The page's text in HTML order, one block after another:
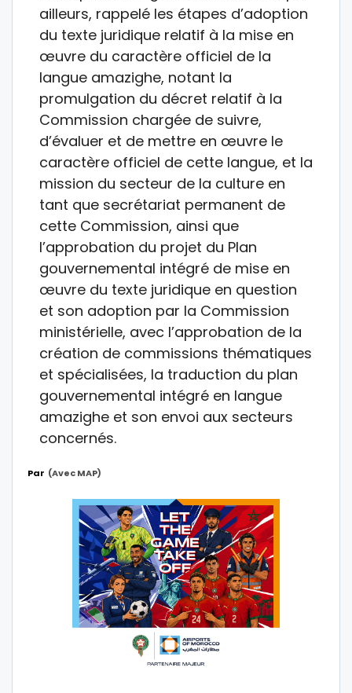
ailleurs, rappelé les étapes d’adoption
du texte juridique relatif à la mise en
œuvre du caractère officiel de la
langue amazighe, notant la
promulgation du décret relatif à la
Commission chargée de suivre,
d’évaluer et de mettre en œuvre le
caractère officiel de cette langue, et la
mission du secteur de la culture en
tant que secrétariat permanent de
cette Commission, ainsi que
l’approbation du projet du Plan
gouvernemental intégré de mise en
œuvre du texte juridique en question
et son adoption par la Commission
ministérielle, avec l’approbation de la
création de commissions thématiques
et spécialisées, la traduction du plan
gouvernemental intégré en langue
amazighe et son envoi aux secteurs
concernés.
Par (avec MAP)